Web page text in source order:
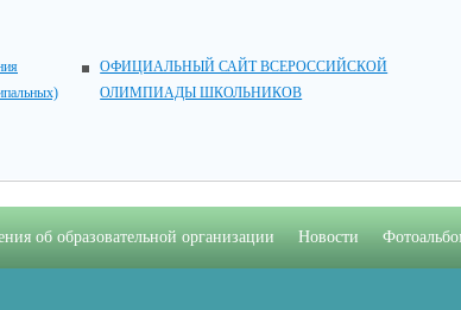
ОФИЦИАЛЬНЫЙ САЙТ ВСЕРОССИЙСКОЙ
ОЛИМПИАДЫ ШКОЛЬНИКОВ
об образовательной организации Новости